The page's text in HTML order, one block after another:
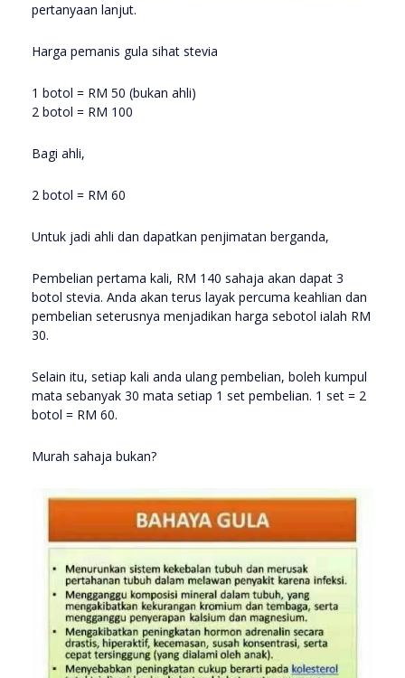
pertanyaan lanjut.
Harga pemanis gula sihat stevia
1 botol = RM 50 (bukan ahli)
2 botol = RM 100
Bagi ahli,
2 botol = RM 60
Untuk jadi ahli dan dapatkan penjimatan berganda,
Pembelian pertama kali, RM 140 sahaja akan dapat 3
botol stevia. Anda akan terus layak percuma keahlian dan
pembelian seterusnya menjadikan harga sebotol ialah RM
30.
Selain itu, setiap kali anda ulang pembelian, boleh kumpul
mata sebanyak 30 mata setiap 1 set pembelian. 1 set = 2
botol = RM 60.
Murah sahaja bukan?